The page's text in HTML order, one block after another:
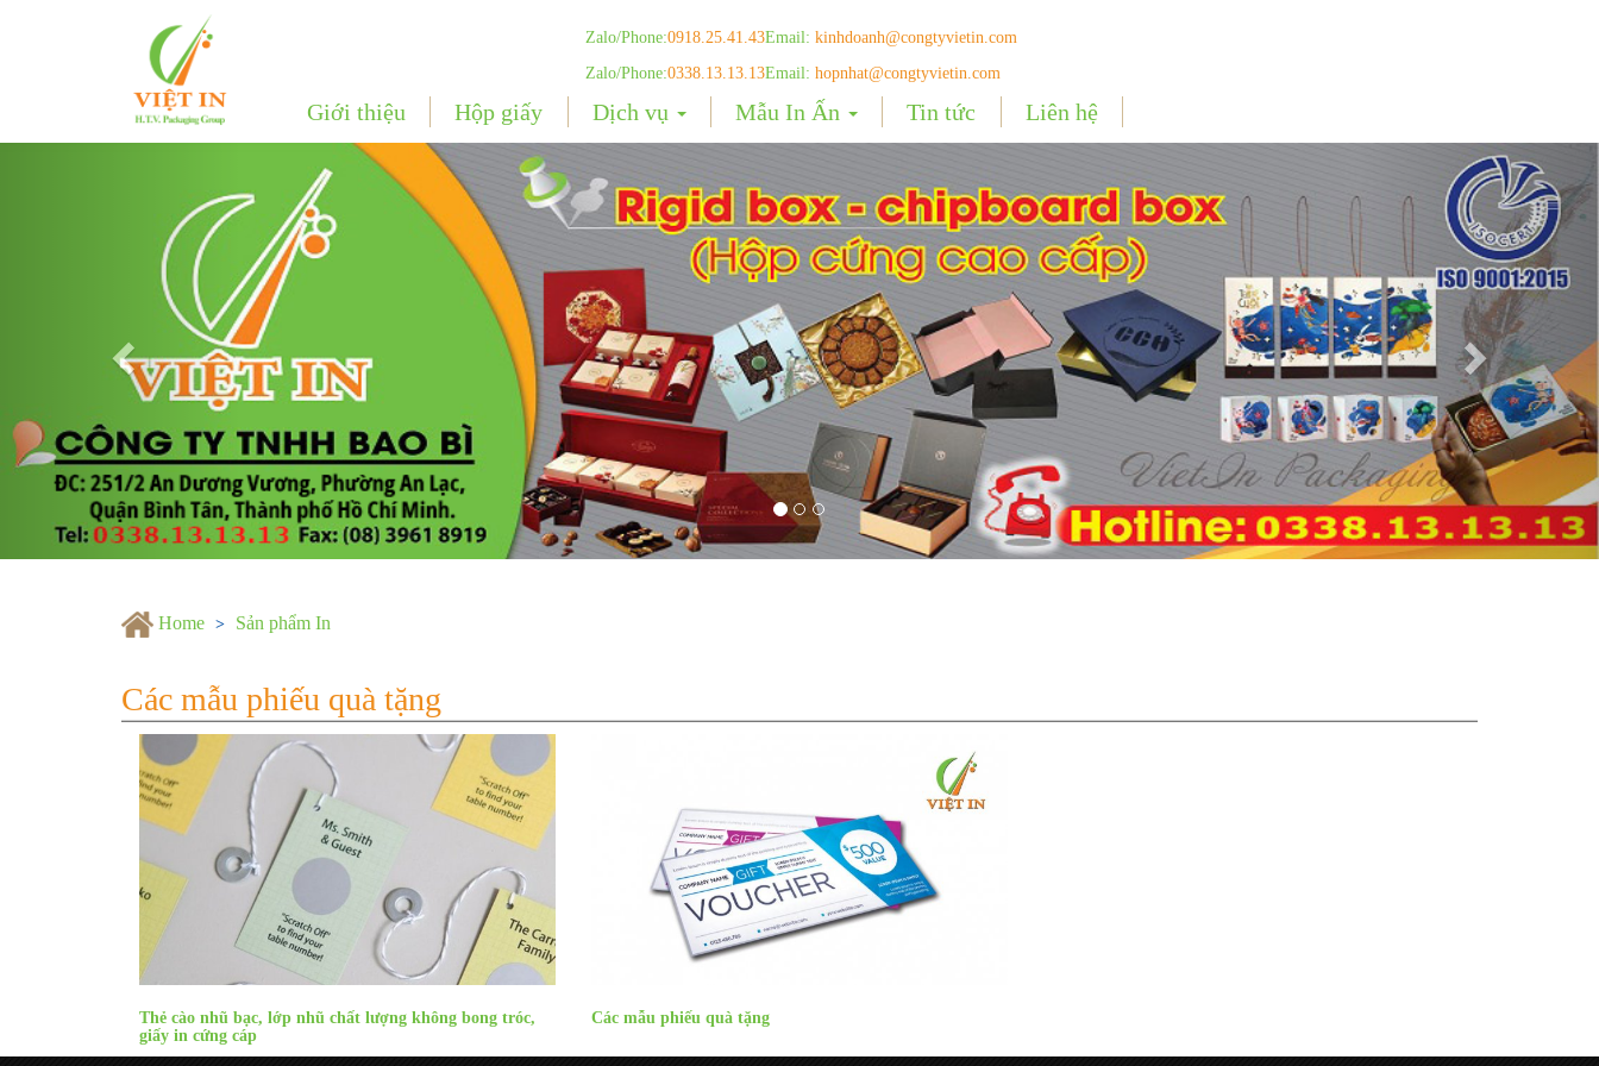
Zalo/Phone:0918.25.41.43
Zalo/Phone:0338.13.13.13
Email: kinhdoanh@congtyvietin.com
Email: hopnhat@congtyvietin.com
Giới thiệu Hộp giấy Dịch vụ Mẫu In Ấn Tin tức
Liên hệ
Next
Home Sản phẩm In
Các mẫu phiếu quà tặng
Thẻ cào nhũ bạc, lớp nhũ chất lượng không bong tróc,
giấy in cứng cáp
Các mẫu phiếu quà tặng